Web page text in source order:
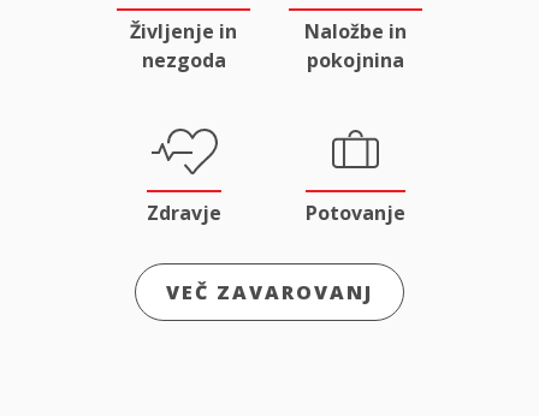
Življenje in
nezgoda
Naložbe in
pokojnina
Zdravje Potovanje
VEČ ZAVAROVANJ